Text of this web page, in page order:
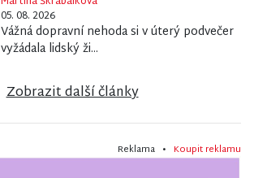
05. 08. 2026
Vážná dopravní nehoda si v úterý podvečer
vyžádala lidský ži...
Zobrazit další články
Reklama • Koupit reklamu